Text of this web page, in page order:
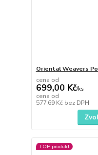
Oriental Weavers
cena od
699,00 Kč/ks
cena od
577,69 Kč bez DPH
TOP produkt